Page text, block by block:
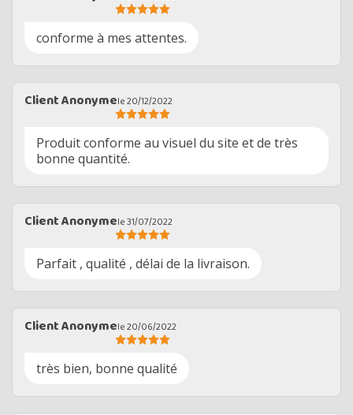
conforme à mes attentes.
Client Anonymele 20/12/2022
Produit conforme au visuel du site et de très
bonne quantité.
Client Anonymele 31/07/2022
Parfait , qualité , délai de la livraison.
Client Anonymele 20/06/2022
très bien, bonne qualité